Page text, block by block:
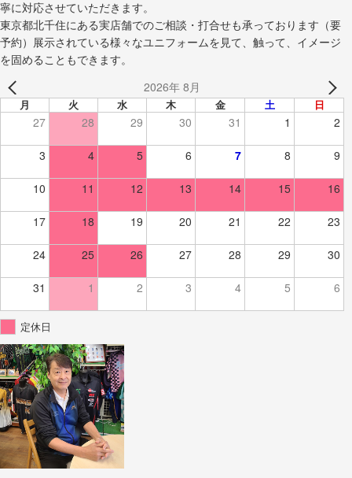
寧に対応させていただきます。
東京都北千住にある実店舗でのご相談・打合せも承っております（要
予約）展示されている様々なユニフォームを見て、触って、イメージ
を固めることもできます。
2026年 8月
月 火 水 木 金 土 日
27 28 29 30 31 1 2
3 4 5 6 7 8 9
10 11 12 13 14 15 16
17 18 19 20 21 22 23
24 25 26 27 28 29 30
31 1 2 3 4 5 6
定休日